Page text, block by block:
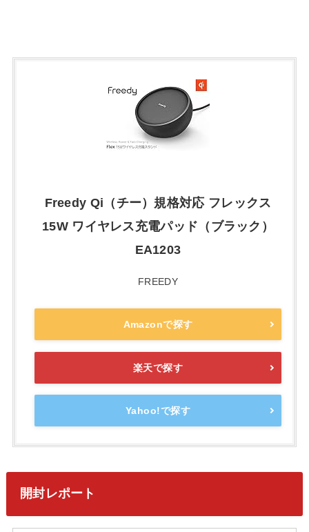
Freedy Qi（チー）規格対応 フレックス
15W ワイヤレス充電パッド（ブラック）
EA1203
FREEDY
Amazonで探す
楽天で探す
Yahoo!で探す
開封レポート